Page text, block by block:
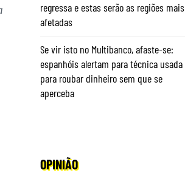
regressa e estas serão as regiões mais
afetadas
Se vir isto no Multibanco, afaste-se:
espanhóis alertam para técnica usada
para roubar dinheiro sem que se
aperceba
OPINIÃO